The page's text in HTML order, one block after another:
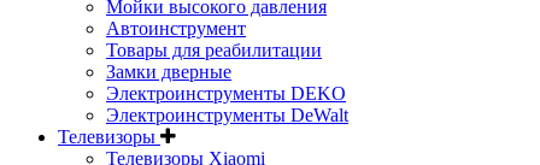
Мойки высокого давления
Автоинструмент
Товары для реабилитации
Замки дверные
Электроинструменты DEKO
Электроинструменты DeWalt
Телевизоры
Телевизоры Xiaomi